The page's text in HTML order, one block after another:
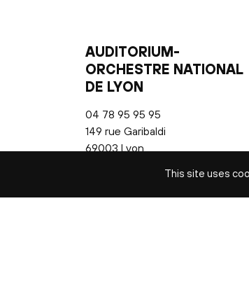
AUDITORIUM-
ORCHESTRE NATIONAL
DE LYON
04 78 95 95 95
149 rue Garibaldi
69003 Lyon
This site uses